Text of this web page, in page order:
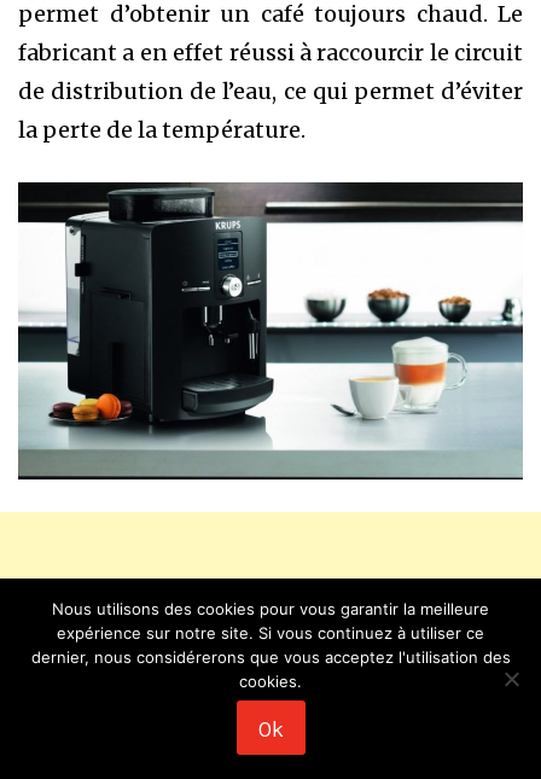
permet d’obtenir un café toujours chaud. Le
fabricant a en effet réussi à raccourcir le circuit
de distribution de l’eau, ce qui permet d’éviter
la perte de la température.
Nous utilisons des cookies pour vous garantir la meilleure
expérience sur notre site. Si vous continuez à utiliser ce
dernier, nous considérerons que vous acceptez l'utilisation des
cookies.
Ok